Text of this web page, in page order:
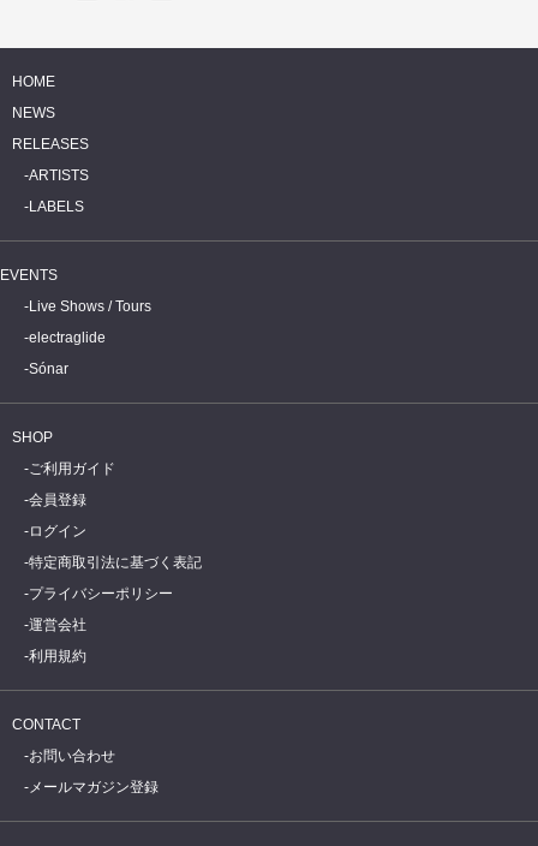
HOME
NEWS
RELEASES
ARTISTS
LABELS
EVENTS
Live Shows / Tours
electraglide
Sónar
SHOP
ご利用ガイド
会員登録
ログイン
特定商取引法に基づく表記
プライバシーポリシー
運営会社
利用規約
CONTACT
お問い合わせ
メールマガジン登録